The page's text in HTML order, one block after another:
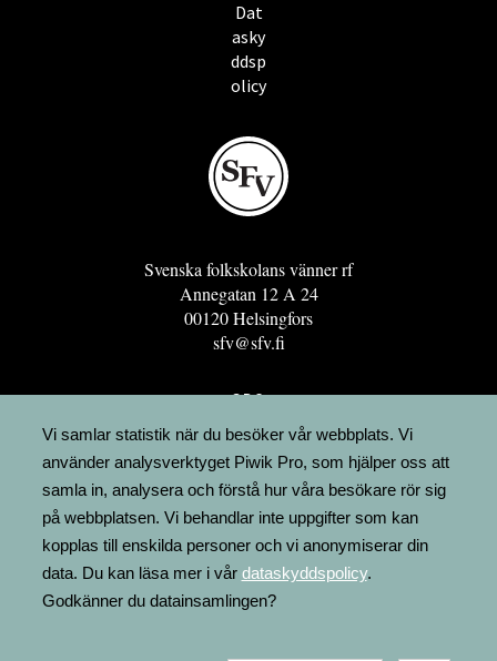
Dat
asky
ddsp
olicy
Svenska folkskolans vänner rf
Annegatan 12 A 24
00120 Helsingfors
sfv@sfv.fi
GRO
FÖRENINGSRESURSEN
MINNESRUNOR.FI
UPPSLAGSVERKET FINLAND
LÄGENHETER
FAKTURERING
Vi samlar statistik när du besöker vår webbplats. Vi
använder analysverktyget Piwik Pro, som hjälper oss att
samla in, analysera och förstå hur våra besökare rör sig
på webbplatsen. Vi behandlar inte uppgifter som kan
kopplas till enskilda personer och vi anonymiserar din
data. Du kan läsa mer i vår dataskyddspolicy.
Godkänner du datainsamlingen?